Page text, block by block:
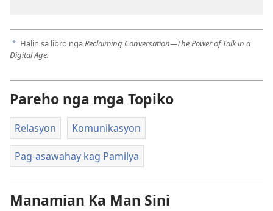
a Halin sa libro ngaReclaiming Conversation—The Power of Talk in a
Digital Age.
Pareho nga mga Topiko
Relasyon Komunikasyon
Pag-asawahay kag Pamilya
Manamian Ka Man Sini